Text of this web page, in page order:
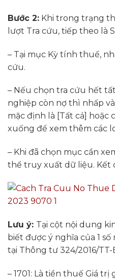
Bước 2: Khi trong trạng
lượt Tra cứu, tiếp theo là
– Tại mục Kỳ tính thuế,
cứu.
– Nếu chọn tra cứu hết
nghiệp còn nợ thì nhấp
mặc định là [Tất cả] hoặc
xuống để xem thêm các
– Khi đã chọn mục cần
thể truy xuất dữ liệu. Kết
Lưu ý: Tại cột nội dung
biết được ý nghĩa của 1
tại Thông tư 324/2016/TT-
– 1701: Là tiền thuế Giá trị